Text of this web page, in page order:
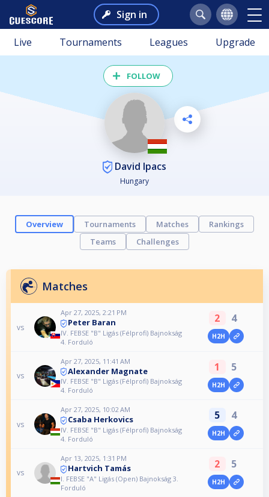
Sign in
Live Tournaments Leagues Upgrade
FOLLOW
David Ipacs
Hungary
Overview Tournaments Matches
Rankings
Teams
Challenges
Matches
vs
Apr 27, 2025, 2:21 PM
Peter Baran
IV. FEBSE "B" Ligás (Félprofi) Bajnokság
4. Forduló
2 4
H2H
vs
Apr 27, 2025, 11:41 AM
Alexander Magnate
IV. FEBSE "B" Ligás (Félprofi) Bajnokság
4. Forduló
1 5
H2H
vs
Apr 27, 2025, 10:02 AM
Csaba Herkovics
IV. FEBSE "B" Ligás (Félprofi) Bajnokság
4. Forduló
5 4
H2H
vs
Apr 13, 2025, 1:31 PM
Hartvich Tamás
I. FEBSE "A" Ligás (Open) Bajnokság 3.
Forduló
2 5
H2H